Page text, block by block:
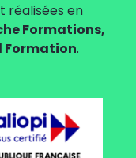
réalisées en
Formations,
Formation.